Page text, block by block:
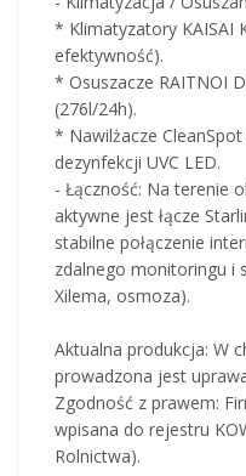
* Klimatyzatory KAISAI
efektywność).
* Osuszacze RAITNOI
(276l/24h).
* Nawilżacze
dezynfekcji UVC LED.
- Łączność: Na terenie
aktywne jest łącze
stabilne połączenie
zdalnego monitoringu i
Xilema, osmoza).
Aktualna produkcja: W
prowadzona jest
Zgodność z prawem:
wpisana do rejestru
Rolnictwa).